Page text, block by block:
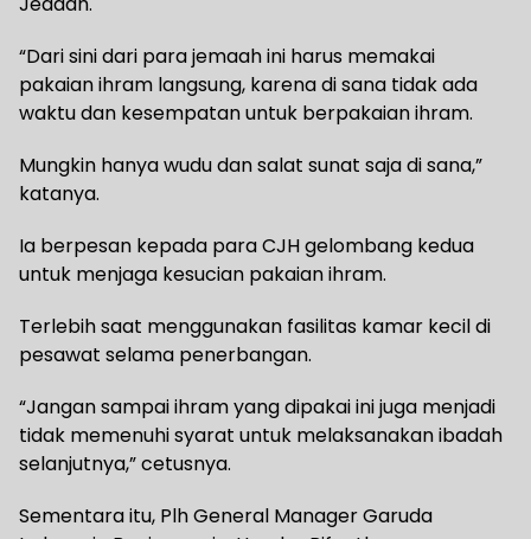
“Dari sini dari para jemaah ini harus memakai
pakaian ihram langsung, karena di sana tidak ada
waktu dan kesempatan untuk berpakaian ihram.
Mungkin hanya wudu dan salat sunat saja di sana,”
katanya.
Ia berpesan kepada para CJH gelombang kedua
untuk menjaga kesucian pakaian ihram.
Terlebih saat menggunakan fasilitas kamar kecil di
pesawat selama penerbangan.
“Jangan sampai ihram yang dipakai ini juga menjadi
tidak memenuhi syarat untuk melaksanakan ibadah
selanjutnya,” cetusnya.
Sementara itu, Plh General Manager Garuda